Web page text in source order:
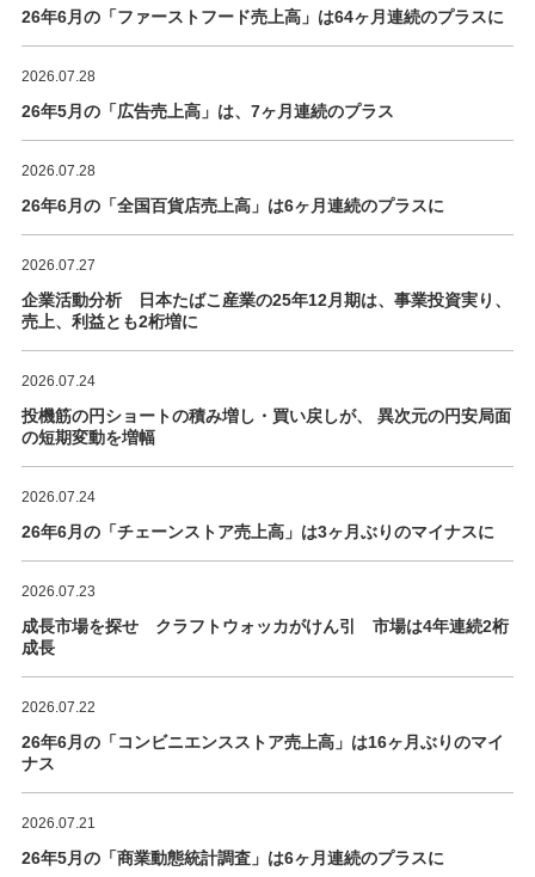
26年6月の「ファーストフード売上高」は64ヶ月連続のプラスに
2026.07.28
26年5月の「広告売上高」は、7ヶ月連続のプラス
2026.07.28
26年6月の「全国百貨店売上高」は6ヶ月連続のプラスに
2026.07.27
企業活動分析 日本たばこ産業の25年12月期は、事業投資実り、
売上、利益とも2桁増に
2026.07.24
投機筋の円ショートの積み増し・買い戻しが、 異次元の円安局面
の短期変動を増幅
2026.07.24
26年6月の「チェーンストア売上高」は3ヶ月ぶりのマイナスに
2026.07.23
成長市場を探せ クラフトウォッカがけん引 市場は4年連続2桁
成長
2026.07.22
26年6月の「コンビニエンスストア売上高」は16ヶ月ぶりのマイ
ナス
2026.07.21
26年5月の「商業動態統計調査」は6ヶ月連続のプラスに